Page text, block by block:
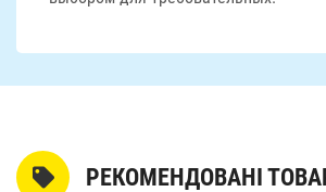
РЕКОМЕНДОВАНІ